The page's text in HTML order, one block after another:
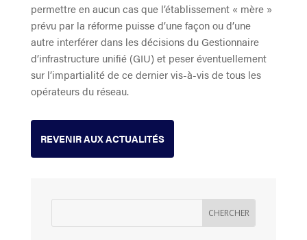
permettre en aucun cas que l’établissement « mère »
prévu par la réforme puisse d’une façon ou d’une
autre interférer dans les décisions du Gestionnaire
d’infrastructure unifié (GIU) et peser éventuellement
sur l’impartialité de ce dernier vis-à-vis de tous les
opérateurs du réseau.
REVENIR AUX ACTUALITÉS